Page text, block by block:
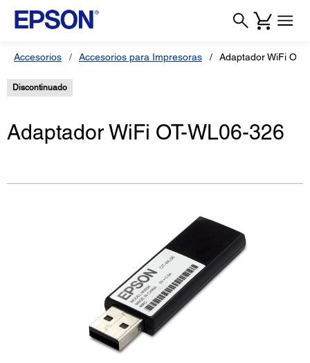
Accesorios Accesorios para Impresoras Adaptador WiFi OT-
Discontinuado
Adaptador WiFi OT-WL06-326